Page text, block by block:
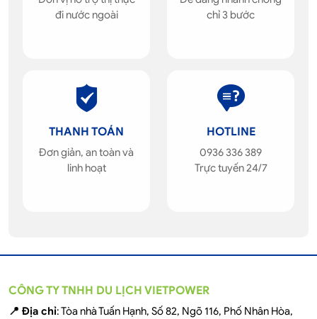
đi nước ngoài
chỉ 3 bước
THANH TOÁN
Đơn giản, an toàn và
linh hoạt
HOTLINE
0936 336 389
Trực tuyến 24/7
CÔNG TY TNHH DU LỊCH VIETPOWER
📍 Địa chỉ: Tòa nhà Tuấn Hạnh, Số 82, Ngõ 116, Phố Nhân Hòa,